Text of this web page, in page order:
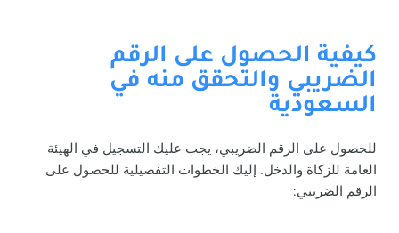
كيفية الحصول على الرقم
الضريبي والتحقق منه في
السعودية
للحصول على الرقم الضريبي، يجب عليك التسجيل في الهيئة
العامة للزكاة والدخل. إليك الخطوات التفصيلية للحصول على
الرقم الضريبي: